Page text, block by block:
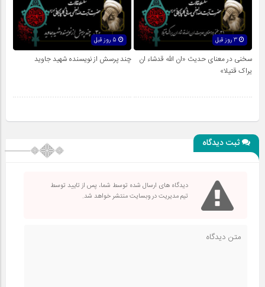
3 روز قبل
سخنی در معنای حدیث «ان الله قدشاء ان
یراک قتیلا»
چند پرسش از نویسنده شهید جاوید
ثبت دیدگاه
دیدگاه های ارسال شده توسط شما، پس از تایید توسط
تیم مدیریت در وبسایت منتشر خواهد شد.